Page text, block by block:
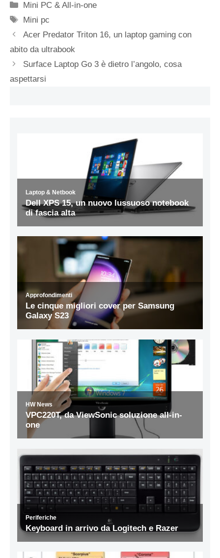
Categorie
Mini PC & All-in-one
Tag
Mini pc
Acer Predator Triton 16, un laptop gaming con
abito da ultrabook
Surface Laptop Go 3 è dietro l’angolo, cosa
aspettarsi